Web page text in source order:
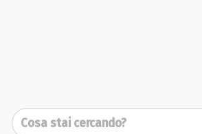
Cerca